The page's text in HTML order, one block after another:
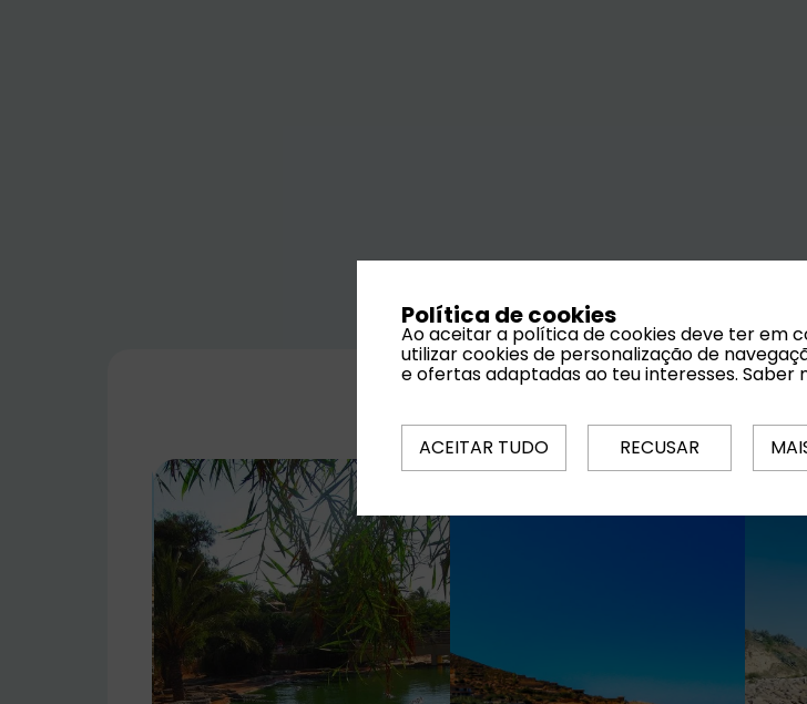
Política de cookies
Ao aceitar a política de cookies deve ter em
utilizar cookies de personalização de
e ofertas adaptadas ao teu interesses. Saber
ACEITAR TUDO RECUSAR